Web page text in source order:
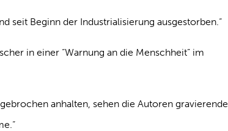
seit Beginn der Industrialisierung ausgestorben.“
in einer “Warnung an die Menschheit” im
anhalten, sehen die Autoren gravierende